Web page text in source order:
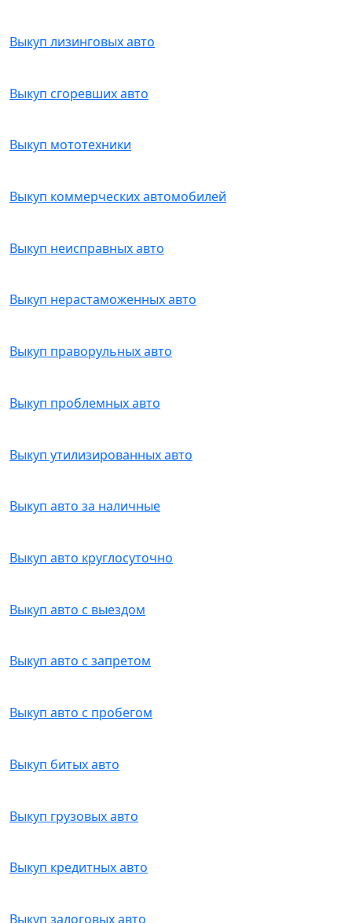
Выкуп лизинговых авто
Выкуп сгоревших авто
Выкуп мототехники
Выкуп коммерческих автомобилей
Выкуп неисправных авто
Выкуп нерастаможенных авто
Выкуп праворульных авто
Выкуп проблемных авто
Выкуп утилизированных авто
Выкуп авто за наличные
Выкуп авто круглосуточно
Выкуп авто с выездом
Выкуп авто с запретом
Выкуп авто с пробегом
Выкуп битых авто
Выкуп грузовых авто
Выкуп кредитных авто
Выкуп залоговых авто